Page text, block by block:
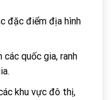
đặc điểm địa hình
quốc gia, ranh
khu vực đô thị,